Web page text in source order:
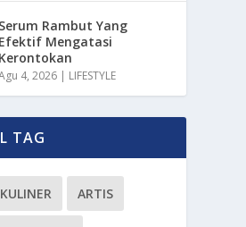
Serum Rambut Yang
Efektif Mengatasi
Kerontokan
4, 2026 | LIFESTYLE
TAG
ARTIS